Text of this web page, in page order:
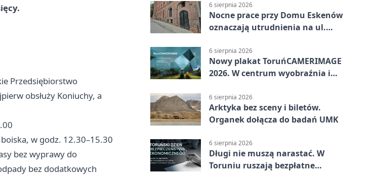
Przedsiębiorstwo
obsłuży Koniuchy, a
w godz. 12.30–15.30
bez wyprawy do
bez dodatkowych
6 sierpnia 2026
Nocne prace przy Domu Eskenów
oznaczają utrudnienia na ul.
6 sierpnia 2026
Nowy plakat ToruńCAMERIMAGE
2026. W centrum wyobraźnia i
6 sierpnia 2026
Arktyka bez sceny i biletów.
Organek dołącza do badań UMK
6 sierpnia 2026
Długi nie muszą narastać. W
Toruniu ruszają bezpłatne